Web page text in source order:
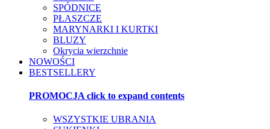
SPÓDNICE
PŁASZCZE
MARYNARKI I KURTKI
BLUZY
Okrycia wierzchnie
NOWOŚCI
BESTSELLERY
PROMOCJA click to expand contents
WSZYSTKIE UBRANIA